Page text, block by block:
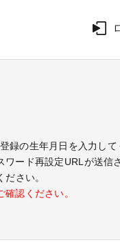
録の生年月日を入力して
ード再設定URLが送信
さい。
認ください。